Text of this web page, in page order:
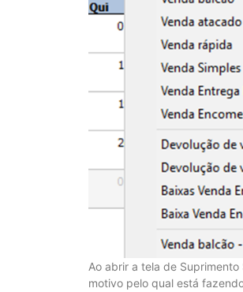
Ao abrir a tela de
motivo pelo qual está